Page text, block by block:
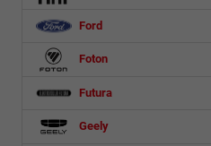
Ford
Foton
Futura
Geely